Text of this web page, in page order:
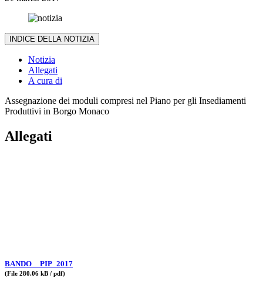
INDICE DELLA NOTIZIA
Notizia
Allegati
A cura di
Assegnazione dei moduli compresi nel Piano per gli Insediamenti
Produttivi in Borgo Monaco
Allegati
BANDO__PIP_2017
(File 280.06 kB / pdf)